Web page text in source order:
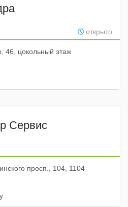
открыто
46, цокольный этаж
Сервис
просп., 104, 1104